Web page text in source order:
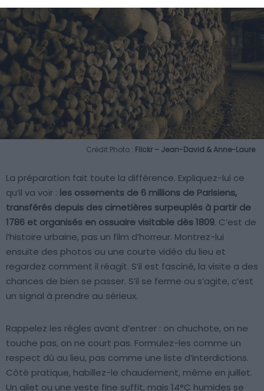
Crédit Photo : Filckr – Jean-David & Anne-Laure
La préparation fait toute la différence. Expliquez-lui ce
qu’il va voir : les ossements de 6 millions de Parisiens,
transférés depuis des cimetières surpeuplés à partir de
1786 et organisés en ossuaire visitable dès 1809. C’est de
l’histoire urbaine, pas un film d’horreur. Montrez-lui
ensuite des photos ou une courte vidéo du lieu et
regardez comment il réagit. S’il est fasciné, la visite a des
chances de bien se passer. S’il se ferme ou s’agite, c’est
un signal à prendre au sérieux.
Rappelez les règles avant d’entrer : on chuchote, on ne
touche pas, on ne court pas. Formulez-les comme un
respect dû au lieu, pas comme une liste d’interdictions.
Côté pratique, habillez-le chaudement, même en juillet.
Un gilet ou une veste fine suffit, mais 14°C humides se